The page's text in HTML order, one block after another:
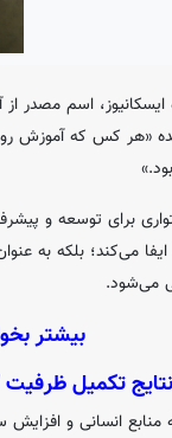
ایسکانیوز، اسم مصدر از
«هر کس که آموزش
برای توسعه و
می‌کند؛ بلکه به
می‌شود.
بیشتر
نتایج تکمیل ظرفیت
انسانی و